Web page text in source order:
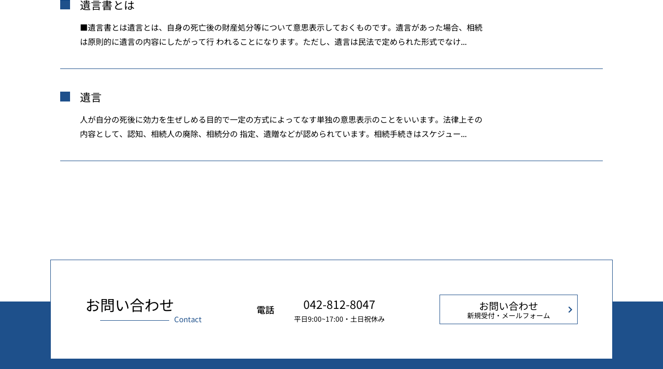
遺言書とは
■遺言書とは遺言とは、自身の死亡後の財産処分等について意思表示しておくものです。遺言があった場合、相続
は原則的に遺言の内容にしたがって行 われることになります。ただし、遺言は民法で定められた形式でなけ...
遺言
人が自分の死後に効力を生ぜしめる目的で一定の方式によってなす単独の意思表示のことをいいます。法律上その
内容として、認知、相続人の廃除、相続分の 指定、遺贈などが認められています。相続手続きはスケジュー...
お問い合わせ
Contact
電話 042-812-8047
平日9:00~17:00・土日祝休み
お問い合わせ
新規受付・メールフォーム